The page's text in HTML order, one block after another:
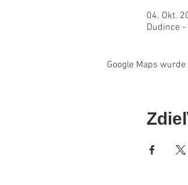
04. Okt.
Dudince
Google Maps